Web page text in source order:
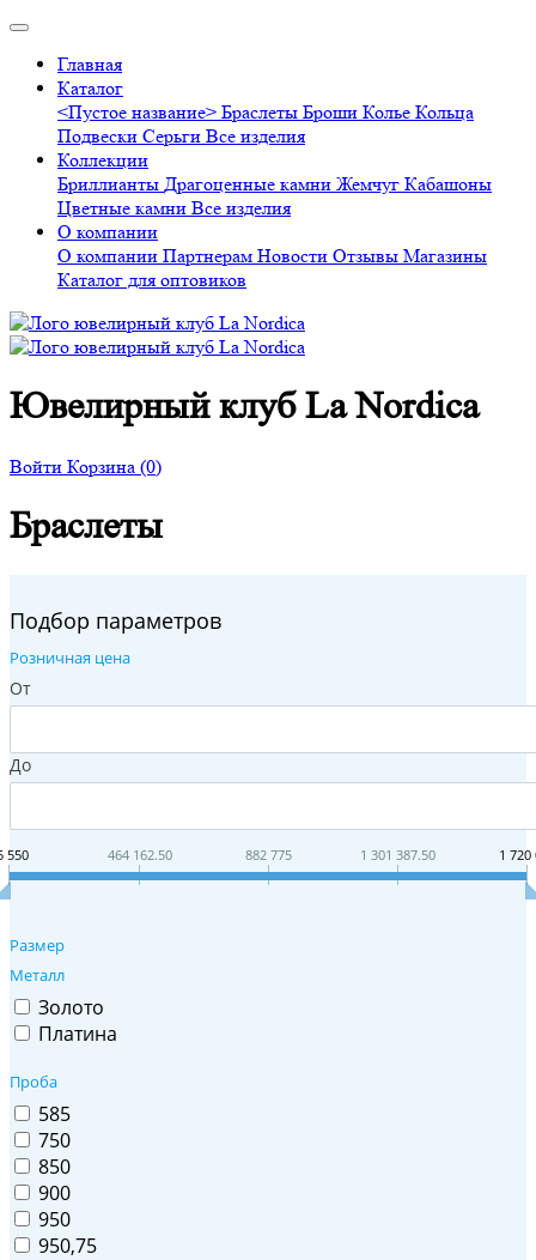
Главная
Каталог
<Пустое название> Браслеты Броши Колье Кольца
Подвески Серьги Все изделия
Коллекции
Бриллианты Драгоценные камни Жемчуг Кабашоны
Цветные камни Все изделия
О компании
О компании Партнерам Новости Отзывы Магазины
Каталог для оптовиков
Ювелирный клуб La Nordica
Войти Корзина (0)
Браслеты
Подбор параметров
Розничная цена
От
До
550 464 162.50 882 775 1 301 387.50 1 720
Размер
Металл
Золото
Платина
Проба
585
750
850
900
950
950,75